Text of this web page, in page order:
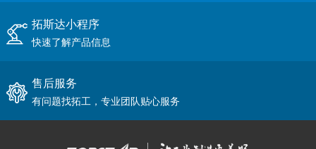
拓斯达小程序
快速了解产品信息
售后服务
有问题找拓工，专业团队贴心服务